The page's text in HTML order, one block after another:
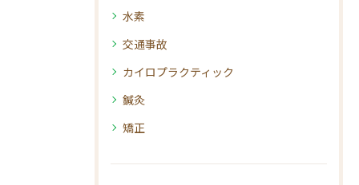
水素
交通事故
カイロプラクティック
鍼灸
矯正